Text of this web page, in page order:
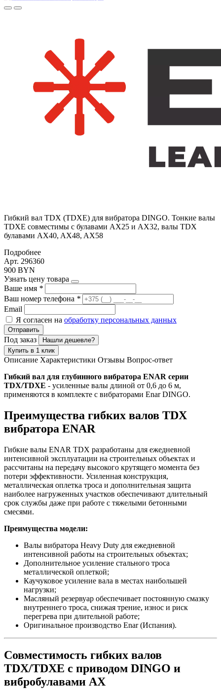
Гибкий вал TDX (TDXE) для вибратора DINGO. Тонкие валы
TDXE совместимы с булавами AX25 и AX32, валы TDX
булавами AX40, AX48, AX58
Подробнее
Арт. 296360
900 BYN
Узнать цену товара
Ваше имя *
Ваш номер телефона *
Email
Я согласен на обработку персональных данных
Отправить
Под заказ
Нашли дешевле?
Купить в 1 клик
Описание Характеристики Отзывы Вопрос-ответ
Гибкий вал для глубинного вибратора ENAR серии
TDX/TDXE - усиленные валы длиной от 0,6 до 6 м,
применяются в комплекте с вибраторами Enar DINGO.
Преимущества гибких валов TDX
вибратора ENAR
Гибкие валы ENAR TDX разработаны для ежедневной
интенсивной эксплуатации на строительных объектах и
рассчитаны на передачу высокого крутящего момента без
потери эффективности. Усиленная конструкция,
металлическая оплетка троса и дополнительная защита
наиболее нагруженных участков обеспечивают длительный
срок службы даже при работе с тяжелыми бетонными
смесями.
Преимущества модели:
Валы вибратора Heavy Duty для ежедневной
интенсивной работы на строительных объектах;
Дополнительное усиление стального троса
металлической оплеткой;
Каучуковое усиление вала в местах наибольшей
нагрузки;
Масляный резервуар обеспечивает постоянную смазку
внутреннего троса, снижая трение, износ и риск
перегрева при длительной работе;
Оригинальное производство Enar (Испания).
Совместимость гибких валов
TDX/TDXE с приводом DINGO и
вибробулавами AX